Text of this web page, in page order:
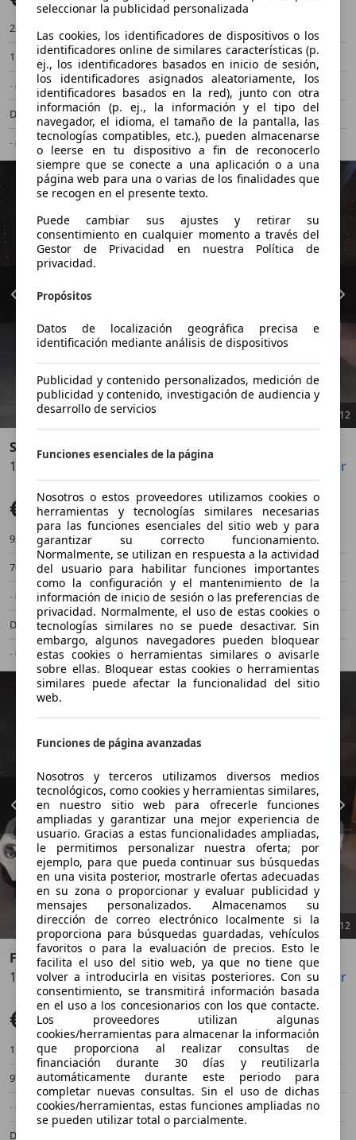
223.000 km
02/2018
110 kW (150 CV)
Ocasión
- (Propietarios)
Manual
Diésel
4,6 l/100 km (mixto)
- (g/km)
-/-
Anterior
12
SEAT Arona
1.6TDI CR S&S Style 95
Compartir
€ 15.950 Sin comparación
92.500 km
04/2019
70 kW (95 CV)
Ocasión
- (Propietarios)
Manual
Diésel
4,0 l/100 km (mixto)
- (g/km)
-/-
Anterior
12
Fiat 500X
1.6Mjt S&S Cross 97kW
Guardar Compartir
€ 17.500 Sin comparación
113.500 km
06/2021
97 kW (132 CV)
Ocasión
- (Propietarios)
Manual
Diésel
seleccionar la publicidad personalizada
Las cookies, los identificadores de dispositivos o los
identificadores online de similares características (p.
ej., los identificadores basados en inicio de sesión,
los identificadores asignados aleatoriamente, los
identificadores basados en la red), junto con otra
información (p. ej., la información y el tipo del
navegador, el idioma, el tamaño de la pantalla, las
tecnologías compatibles, etc.), pueden almacenarse
o leerse en tu dispositivo a fin de reconocerlo
siempre que se conecte a una aplicación o a una
página web para una o varias de los finalidades que
se recogen en el presente texto.
Puede cambiar sus ajustes y retirar su
consentimiento en cualquier momento a través del
Gestor de Privacidad en nuestra Política de
privacidad.
Propósitos
Datos de localización geográfica precisa e
identificación mediante análisis de dispositivos
Publicidad y contenido personalizados, medición de
publicidad y contenido, investigación de audiencia y
desarrollo de servicios
Funciones esenciales de la página
Nosotros o estos proveedores utilizamos cookies o
herramientas y tecnologías similares necesarias
para las funciones esenciales del sitio web y para
garantizar su correcto funcionamiento.
Normalmente, se utilizan en respuesta a la actividad
del usuario para habilitar funciones importantes
como la configuración y el mantenimiento de la
información de inicio de sesión o las preferencias de
privacidad. Normalmente, el uso de estas cookies o
tecnologías similares no se puede desactivar. Sin
embargo, algunos navegadores pueden bloquear
estas cookies o herramientas similares o avisarle
sobre ellas. Bloquear estas cookies o herramientas
similares puede afectar la funcionalidad del sitio
web.
Funciones de página avanzadas
Nosotros y terceros utilizamos diversos medios
tecnológicos, como cookies y herramientas similares,
en nuestro sitio web para ofrecerle funciones
ampliadas y garantizar una mejor experiencia de
usuario. Gracias a estas funcionalidades ampliadas,
le permitimos personalizar nuestra oferta; por
ejemplo, para que pueda continuar sus búsquedas
en una visita posterior, mostrarle ofertas adecuadas
en su zona o proporcionar y evaluar publicidad y
mensajes personalizados. Almacenamos su
dirección de correo electrónico localmente si la
proporciona para búsquedas guardadas, vehículos
favoritos o para la evaluación de precios. Esto le
facilita el uso del sitio web, ya que no tiene que
volver a introducirla en visitas posteriores. Con su
consentimiento, se transmitirá información basada
en el uso a los concesionarios con los que contacte.
Los proveedores utilizan algunas
cookies/herramientas para almacenar la información
que proporciona al realizar consultas de
financiación durante 30 días y reutilizarla
automáticamente durante este periodo para
completar nuevas consultas. Sin el uso de dichas
cookies/herramientas, estas funciones ampliadas no
se pueden utilizar total o parcialmente.